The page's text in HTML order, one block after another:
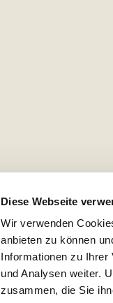
Diese Webseite
Wir verwenden
anbieten zu können
Informationen zu Ihrer
und Analysen weiter.
zusammen, die Sie